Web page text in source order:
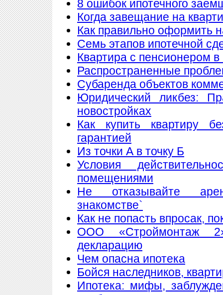
8 ошибок ипотечного
Когда завещание на
Как правильно оформить
Семь этапов ипотечной
Квартира с пенсионером в
Распространенные
Субаренда объектов
Юридический ликбез:
новостройках
Как купить квартиру
гарантией
Из точки А в точку Б
Условия
помещениями
Не отказывайте
знакомстве`
Как не попасть впросак,
ООО «Строймонтаж
декларацию
Чем опасна ипотека
Бойся наследников,
Ипотека: мифы,